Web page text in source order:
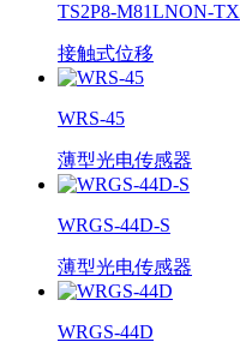
TS2P8-M81LNON-TX
接触式位移
WRS-45
薄型光电传感器
WRGS-44D-S
薄型光电传感器
WRGS-44D